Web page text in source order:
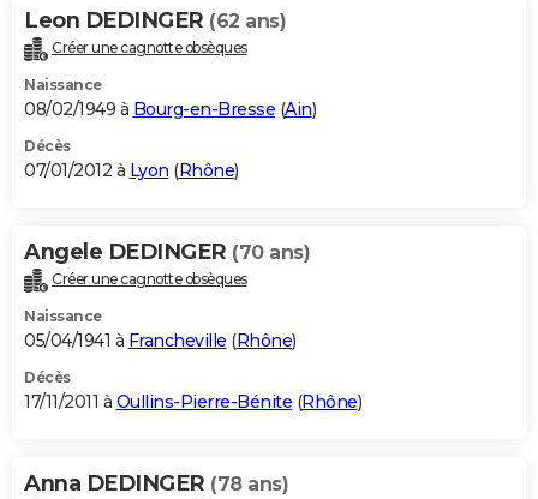
Leon DEDINGER (62 ans)
Créer une cagnotte obsèques
Naissance
08/02/1949 à Bourg-en-Bresse (Ain)
Décès
07/01/2012 à Lyon (Rhône)
Angele DEDINGER (70 ans)
Créer une cagnotte obsèques
Naissance
05/04/1941 à Francheville (Rhône)
Décès
17/11/2011 à Oullins-Pierre-Bénite (Rhône)
Anna DEDINGER (78 ans)